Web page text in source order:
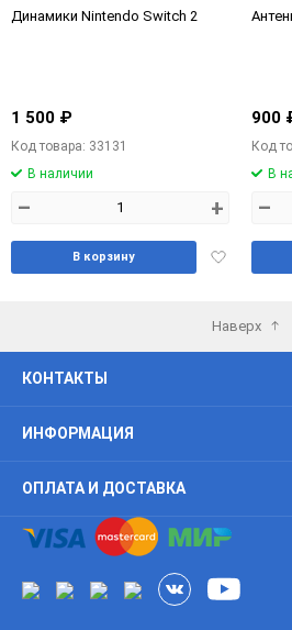
Динамики Nintendo Switch 2
1 500 ₽
Код товара: 33131
В наличии
– +
Добавить
В корзину
900
Код
В
–
Наверх
КОНТАКТЫ
ИНФОРМАЦИЯ
ОПЛАТА И ДОСТАВКА